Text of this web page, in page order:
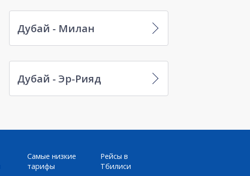
Дубай - Милан
Дубай - Эр-Рияд
Самые низкие
тарифы
Рейсы в
Тбилиси